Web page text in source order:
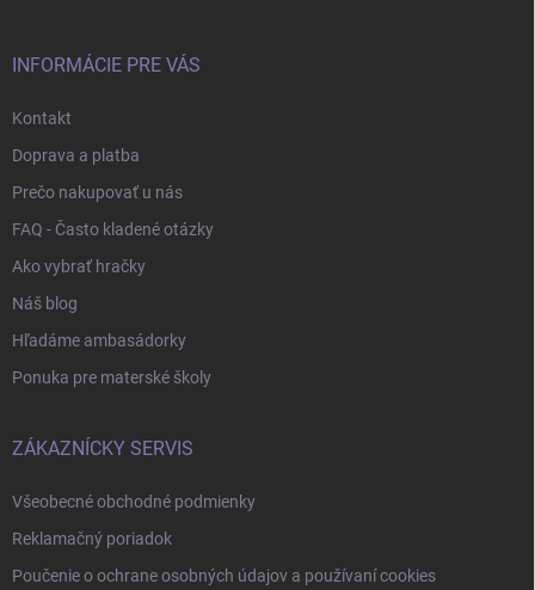
INFORMÁCIE PRE VÁS
Kontakt
Doprava a platba
Prečo nakupovať u nás
FAQ - Často kladené otázky
Ako vybrať hračky
Náš blog
Hľadáme ambasádorky
Ponuka pre materské školy
ZÁKAZNÍCKY SERVIS
Všeobecné obchodné podmienky
Reklamačný poriadok
Poučenie o ochrane osobných údajov a používaní cookies